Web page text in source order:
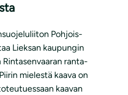
Pohjois-
Lieksan kaupungin
ranta-
mielestä kaava on
kaavan